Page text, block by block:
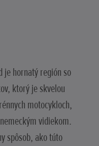
je hornatý región so
ktorý je skvelou
motocykloch,
vidiekom.
spôsob, ako túto